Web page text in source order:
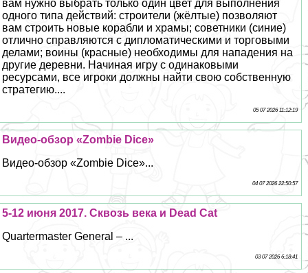
вам нужно выбрать только один цвет для выполнения
одного типа действий: строители (жёлтые) позволяют
вам строить новые корабли и храмы; советники (синие)
отлично справляются с дипломатическими и торговыми
делами; воины (красные) необходимы для нападения на
другие деревни. Начиная игру с одинаковыми
ресурсами, все игроки должны найти свою собственную
стратегию....
05 07 2026 11:12:19
Видео-обзор «Zombie Dice»
Видео-обзор «Zombie Dice»...
04 07 2026 22:50:57
5-12 июня 2017. Сквозь века и Dead Cat
Quartermaster General – ...
03 07 2026 6:18:41